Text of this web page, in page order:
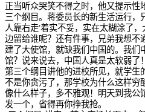
正当听众哭笑不得之时，他又提示性
三个纲目。蒋委员长的新生活运行，
人靠右走’着实不妥，实在太糊涂了
边留给谁呢？还有件事，兄弟我想不
建了大使馆，就缺我们中国的。我们
馆？说来说去，中国人真是太软弱了
第三个纲目讲他的进校所见，就学生
不是你贪污了，那学校为什么这样穷
像什么样子，多不雅观！明天到我公
发一个，省得再你挣我抢。